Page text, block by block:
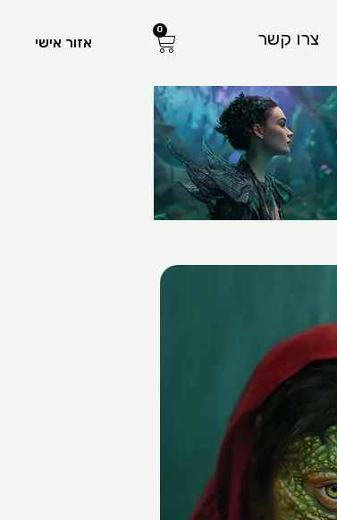
צרו קשר 0עגלת אזור אישי